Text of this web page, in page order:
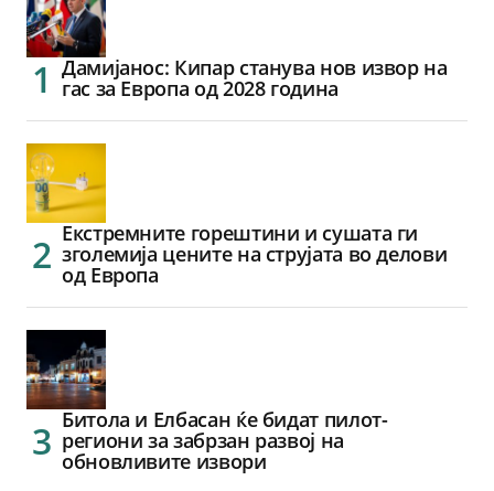
Дамијанос: Кипар станува нов извор на
гас за Европа од 2028 година
Екстремните горештини и сушата ги
зголемија цените на струјата во делови
од Европа
Битола и Елбасан ќе бидат пилот-
региони за забрзан развој на
обновливите извори